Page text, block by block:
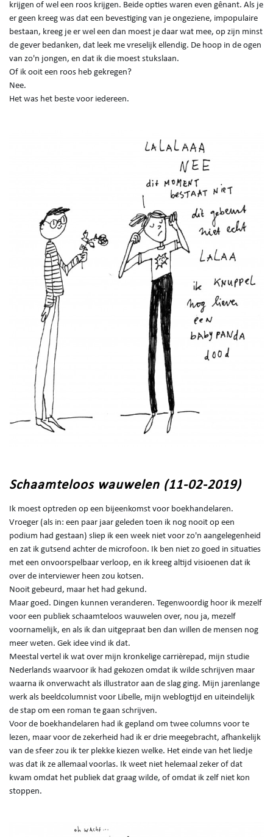
krijgen of wel een roos krijgen. Beide opties waren even gênant. Als je
er geen kreeg was dat een bevestiging van je ongeziene, impopulaire
bestaan, kreeg je er wel een dan moest je daar wat mee, op zijn minst
de gever bedanken, dat leek me vreselijk ellendig. De hoop in de ogen
van zo'n jongen, en dat ik die moest stukslaan.
Of ik ooit een roos heb gekregen?
Nee.
Het was het beste voor iedereen.
Schaamteloos wauwelen (11-02-2019)
Ik moest optreden op een bijeenkomst voor boekhandelaren.
Vroeger (als in: een paar jaar geleden toen ik nog nooit op een
podium had gestaan) sliep ik een week niet voor zo'n aangelegenheid
en zat ik gutsend achter de microfoon. Ik ben niet zo goed in situaties
met een onvoorspelbaar verloop, en ik kreeg altijd visioenen dat ik
over de interviewer heen zou kotsen.
Nooit gebeurd, maar het had gekund.
Maar goed. Dingen kunnen veranderen. Tegenwoordig hoor ik mezelf
voor een publiek schaamteloos wauwelen over, nou ja, mezelf
voornamelijk, en als ik dan uitgepraat ben dan willen de mensen nog
meer weten. Gek idee vind ik dat.
Meestal vertel ik wat over mijn kronkelige carrièrepad, mijn studie
Nederlands waarvoor ik had gekozen omdat ik wilde schrijven maar
waarna ik onverwacht als illustrator aan de slag ging. Mijn jarenlange
werk als beeldcolumnist voor Libelle, mijn weblogtijd en uiteindelijk
de stap om een roman te gaan schrijven.
Voor de boekhandelaren had ik gepland om twee columns voor te
lezen, maar voor de zekerheid had ik er drie meegebracht, afhankelijk
van de sfeer zou ik ter plekke kiezen welke. Het einde van het liedje
was dat ik ze allemaal voorlas. Ik weet niet helemaal zeker of dat
kwam omdat het publiek dat graag wilde, of omdat ik zelf niet kon
stoppen.